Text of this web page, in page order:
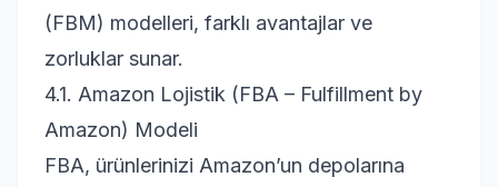
(FBM) modelleri, farklı avantajlar ve
zorluklar sunar.
4.1. Amazon Lojistik (FBA – Fulfillment by
Amazon) Modeli
FBA, ürünlerinizi Amazon’un depolarına